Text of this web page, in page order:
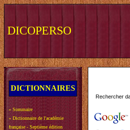
DICOPERSO
DICTIONNAIRES
» Sommaire
» Dictionnaire de l'académie
française - Septième édition
Rechercher